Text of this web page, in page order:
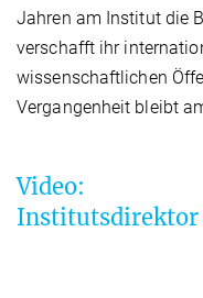
Jahren am Institut die
verschafft ihr
wissenschaftlichen
Vergangenheit bleibt
Video:
Institutsdirektor